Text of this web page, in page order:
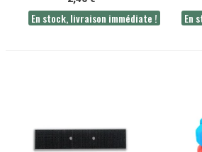
En stock, livraison immédiate ! En